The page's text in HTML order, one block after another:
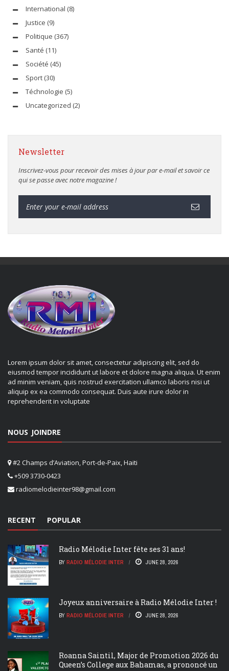
International (8)
Justice (9)
Politique (367)
Santé (11)
Société (45)
Sport (30)
Téchnologie (5)
Uncategorized (2)
Newsletter
Inscrivez-vous pour recevoir des mises à jour par e-mail et savoir ce
qui se passe avec notre magazine !
Lorem ipsum dolor sit amet, consectetur adipiscing elit, sed do
eiusmod tempor incididunt ut labore et dolore magna aliqua. Ut enim
ad minim veniam, quis nostrud exercitation ullamco laboris nisi ut
aliquip ex ea commodo consequat. Duis aute irure dolor in
reprehenderit in voluptate
NOUS JOINDRE
#2 Champs d’Aviation, Port-de-Paix, Haiti
+509 3730-0423
radiomelodieinter98@gmail.com
RECENT POPULAR
Radio Mélodie Inter fête ses 31 ans!
BY RADIO MÉLODIE INTER JUNE 28, 2026
Joyeux anniversaire à Radio Mélodie Inter !
BY RADIO MÉLODIE INTER JUNE 28, 2026
Roanna Saintil, Major de Promotion 2026 du
Queen’s College aux Bahamas, a prononcé un